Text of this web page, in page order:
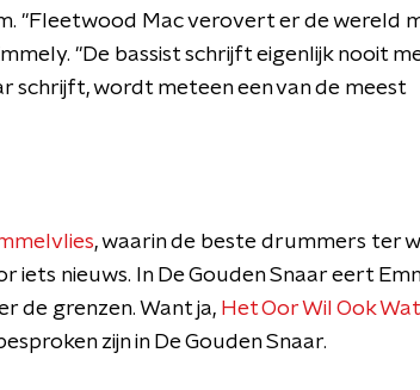
"Fleetwood Mac verovert er de wereld
"De bassist schrijft eigenlijk nooit
schrijft, wordt meteen een van de meest
, waarin de beste drummers ter
iets nieuws. In De Gouden Snaar eert
de grenzen. Want ja, Het Oor Wil Ook Wat
zijn in De Gouden Snaar.